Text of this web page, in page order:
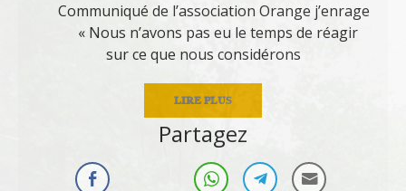
Communiqué de l’association Orange j’enrage
« Nous n’avons pas eu le temps de réagir
sur ce que nous considérons
LIRE PLUS
Partagez